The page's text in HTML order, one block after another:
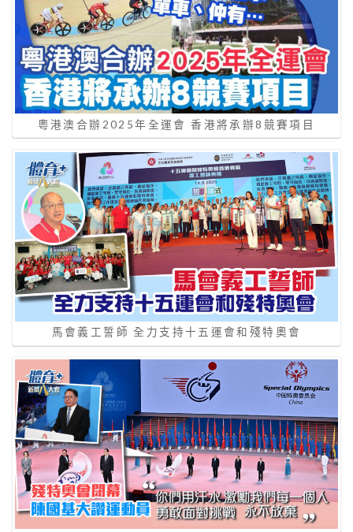
粵港澳合辦2025年全運會 香港將承辦8競賽項目
馬會義工誓師 全力支持十五運會和殘特奧會